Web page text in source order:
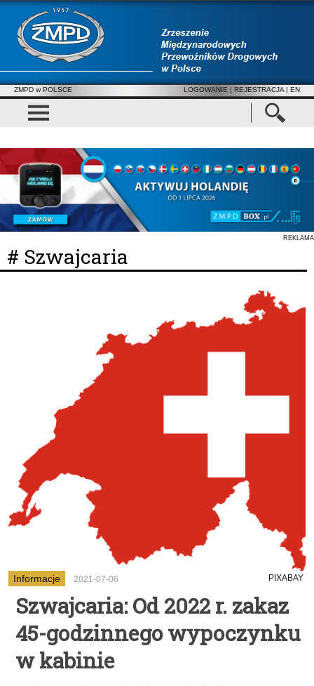
ZMPD w POLSCE LOGOWANIE | REJESTRACJA | EN
REKLAMA
# Szwajcaria
Informacje 2021-07-06 PIXABAY
Szwajcaria: Od 2022 r. zakaz
45-godzinnego wypoczynku
w kabinie